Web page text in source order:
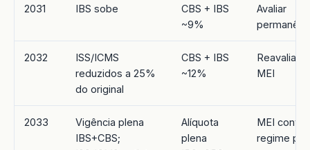
2031 IBS sobe
CBS + IBS
~9%
Avaliar
2032
ISS/ICMS
reduzidos a 25%
do original
CBS + IBS
~12%
Reavaliar
MEI
2033
Vigência plena
IBS+CBS;
Alíquota
plena
MEI
regime